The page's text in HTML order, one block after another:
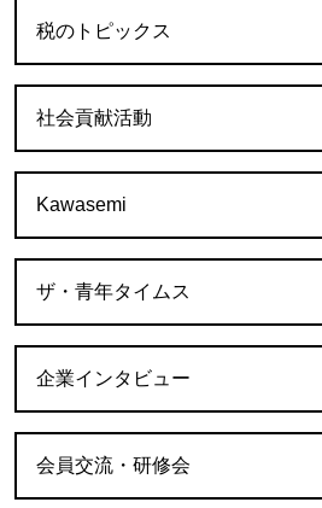
税のトピックス
社会貢献活動
Kawasemi
ザ・青年タイムス
企業インタビュー
会員交流・研修会